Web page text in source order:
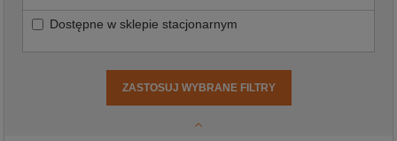
Dostępne w sklepie stacjonarnym
ZASTOSUJ WYBRANE FILTRY